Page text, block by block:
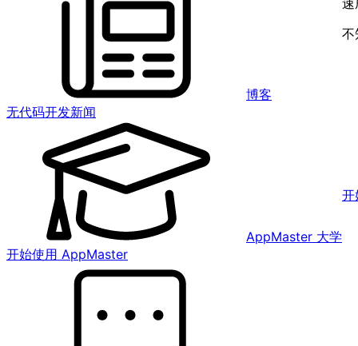
博客
无代码开发新闻
AppMaster 大学
开始使用 AppMaster
速
不
开